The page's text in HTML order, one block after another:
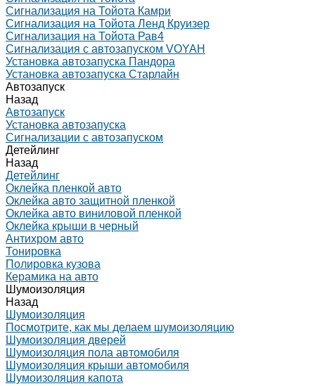
Сигнализация на Тойота Камри
Сигнализация на Тойота Ленд Круизер
Сигнализация на Тойота Рав4
Сигнализация с автозапуском VOYAH
Установка автозапуска Пандора
Установка автозапуска Старлайн
Автозапуск
Назад
Автозапуск
Установка автозапуска
Сигнализации с автозапуском
Детейлинг
Назад
Детейлинг
Оклейка пленкой авто
Оклейка авто защитной пленкой
Оклейка авто виниловой пленкой
Оклейка крыши в черный
Антихром авто
Тонировка
Полировка кузова
Керамика на авто
Шумоизоляция
Назад
Шумоизоляция
Посмотрите, как мы делаем шумоизоляцию
Шумоизоляция дверей
Шумоизоляция пола автомобиля
Шумоизоляция крыши автомобиля
Шумоизоляция капота